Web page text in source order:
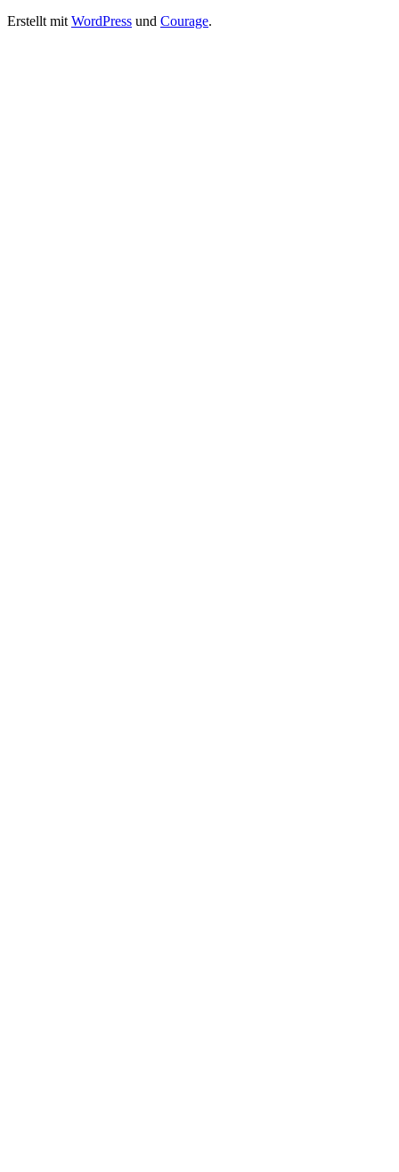
Erstellt mit WordPress und Courage.